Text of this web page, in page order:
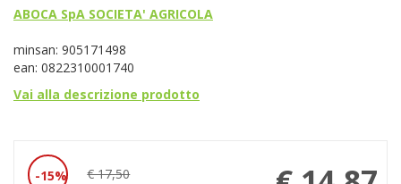
ABOCA SpA SOCIETA' AGRICOLA
minsan: 905171498
ean: 0822310001740
Vai alla descrizione prodotto
15% € 17,50
Prezzo